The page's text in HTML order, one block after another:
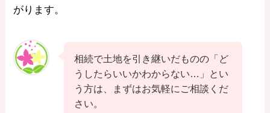
がります。
相続で土地を引き継いだものの「ど
うしたらいいかわからない…」とい
う方は、まずはお気軽にご相談くだ
さい。